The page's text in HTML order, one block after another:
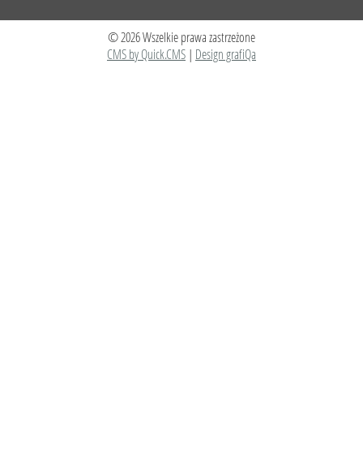
© 2026 Wszelkie prawa zastrzeżone
CMS by Quick.CMS | Design grafiQa